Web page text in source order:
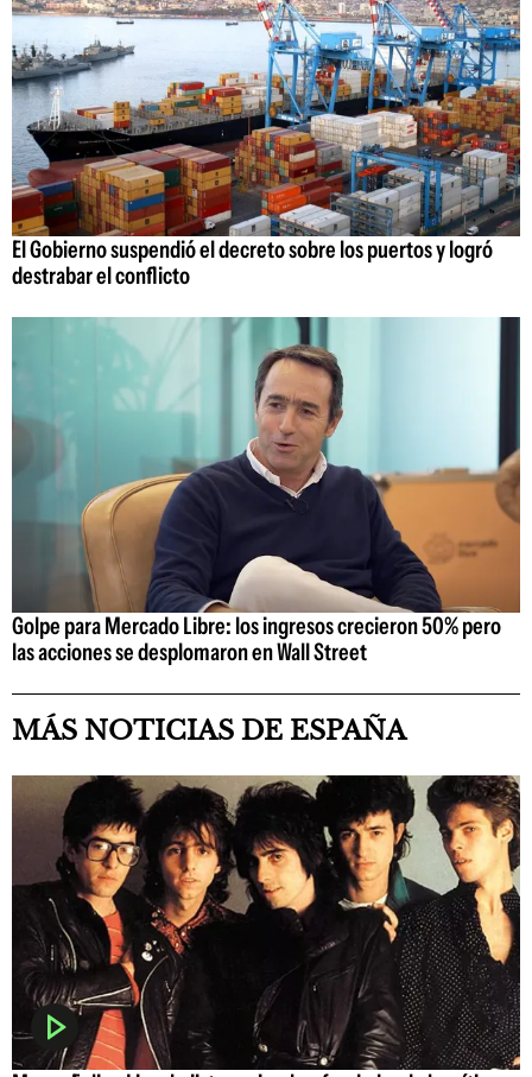
El Gobierno suspendió el decreto sobre los puertos y logró
destrabar el conflicto
Golpe para Mercado Libre: los ingresos crecieron 50% pero
las acciones se desplomaron en Wall Street
MÁS NOTICIAS DE ESPAÑA